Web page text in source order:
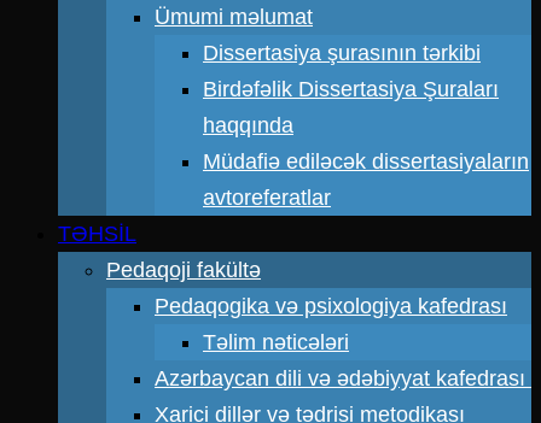
Ümumi məlumat
Dissertasiya şurasının tərkibi
Birdəfəlik Dissertasiya Şuraları
haqqında
Müdafiə ediləcək dissertasiyaların
avtoreferatlar
TƏHSİL
Pedaqoji fakültə
Pedaqogika və psixologiya kafedrası
Təlim nəticələri
Azərbaycan dili və ədəbiyyat kafedrası
Xarici dillər və tədrisi metodikası